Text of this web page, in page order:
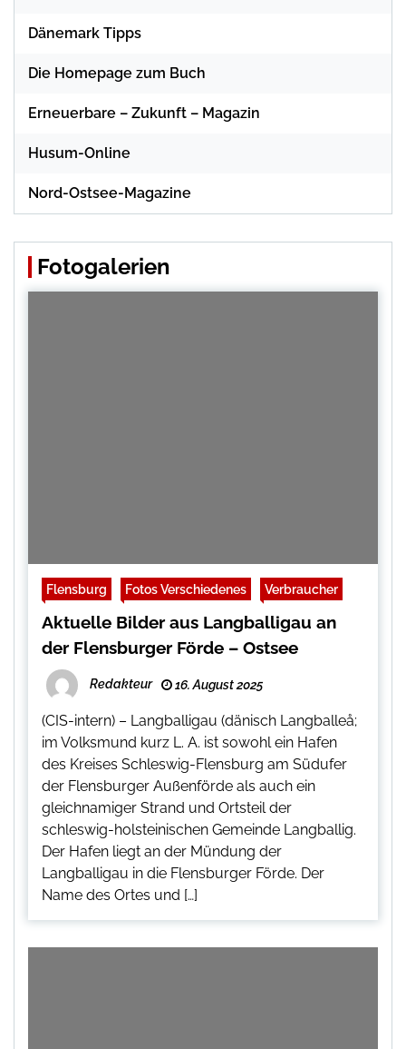
Dänemark Tipps
Die Homepage zum Buch
Erneuerbare – Zukunft – Magazin
Husum-Online
Nord-Ostsee-Magazine
Fotogalerien
Flensburg Fotos Verschiedenes Verbraucher
Aktuelle Bilder aus Langballigau an
der Flensburger Förde – Ostsee
Redakteur 16. August 2025
(CIS-intern) – Langballigau (dänisch Langballeå;
im Volksmund kurz L. A. ist sowohl ein Hafen
des Kreises Schleswig-Flensburg am Südufer
der Flensburger Außenförde als auch ein
gleichnamiger Strand und Ortsteil der
schleswig-holsteinischen Gemeinde Langballig.
Der Hafen liegt an der Mündung der
Langballigau in die Flensburger Förde. Der
Name des Ortes und […]